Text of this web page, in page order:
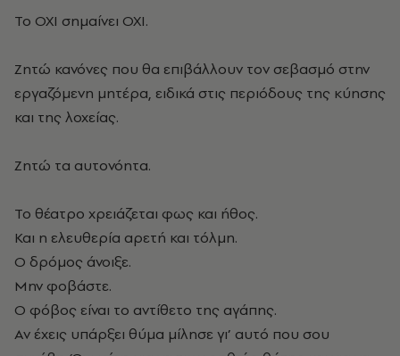
Το ΟΧΙ σημαίνει ΟΧΙ.
Ζητώ κανόνες που θα επιβάλλουν τον σεβασμό στην
εργαζόμενη μητέρα, ειδικά στις περιόδους της κύησης
και της λοχείας.
Ζητώ τα αυτονόητα.
Το θέατρο χρειάζεται φως και ήθος.
Και η ελευθερία αρετή και τόλμη.
Ο δρόμος άνοιξε.
Μην φοβάστε.
Ο φόβος είναι το αντίθετο της αγάπης.
Αν έχεις υπάρξει θύμα μίλησε γι’ αυτό που σου